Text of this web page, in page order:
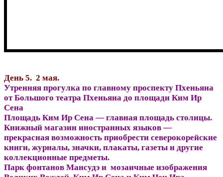
День 5. 2 мая.
Утренняя прогулка по главному проспекту Пхеньяна
от Большого театра Пхеньяна до площади Ким Ир
Сена
Площадь Ким Ир Сена — главная площадь столицы.
Книжный магазин иностранных языков —
прекрасная возможность приобрести северокорейские
книги, журналы, значки, плакаты, газеты и другие
коллекционные предметы.
Парк фонтанов Мансудэ и мозаичные изображения